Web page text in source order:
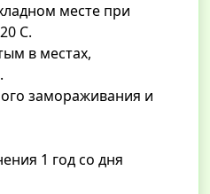
месте при
С.
в местах,
замораживания и
1 год со дня